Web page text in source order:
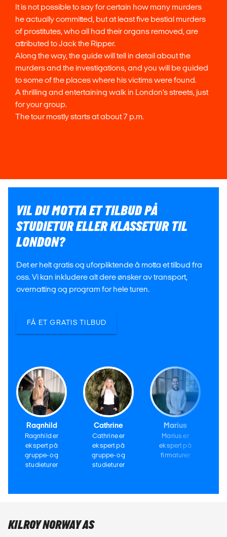
It is not possible to say for certain how many murders
he actually committed, but at least five bestial murders
of prostitutes, who all had their organs removed, are
attributed to Jack the Ripper.
Along the way, the guide will tell in detail about the
murders and the investigations, and you will be guided
to some of the places where his victims were found.
A thrilling and entertaining walk in London’s streets, just
for your group.
The tour mostly starts at about 7 p.m.
VIL DU MOTTA ET TILBUD PÅ
STUDIETUR ELLER KLASSETUR TIL
LONDON?
Det er helt gratis og uforpliktende å motta et tilbud fra
oss. Vi kan inkludere alt dere ønsker av transport,
overnatting og program for hele turen.
FÅ ET GRATIS TILBUD
Ragnhild
Ragnhild er
ekspert på
gruppe- og
studieturer
Cathrine
Cathrine er
ekspert på
gruppe- og
studieturer
Marius
Marius er
ekspert på
firmaturer
KILROY NORWAY AS